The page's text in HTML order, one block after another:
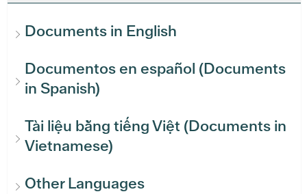
Documents in English
Documentos en español (Documents
in Spanish)
Tài liệu bằng tiếng Việt (Documents in
Vietnamese)
Other Languages